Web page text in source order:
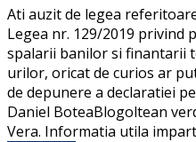
Ati auzit de legea
Legea nr. 129/2019 privind
spalarii banilor si finantarii
urilor, oricat de curios ar
de depunere a declaratiei
Daniel BoteaBlogoltean
Vera. Informatia utila